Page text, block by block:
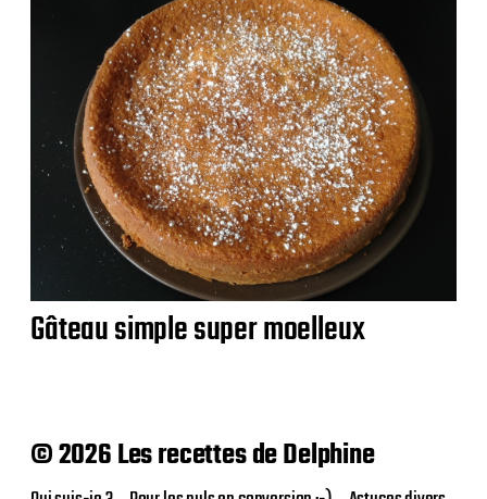
Gâteau simple super moelleux
© 2026 Les recettes de Delphine